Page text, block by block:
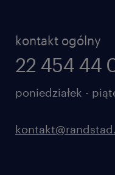
kontakt ogólny
22 454 44
poniedziałek -